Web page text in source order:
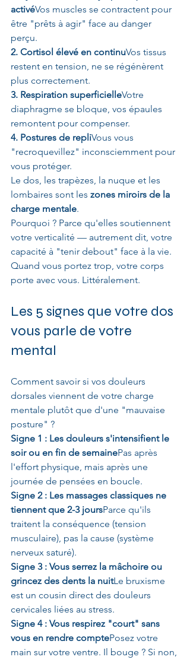
activéVos muscles se contractent pour
être "prêts à agir" face au danger
perçu.
2. Cortisol élevé en continuVos tissus
restent en tension, ne se régénèrent
plus correctement.
3. Respiration superficielleVotre
diaphragme se bloque, vos épaules
remontent pour compenser.
4. Postures de repliVous vous
"recroquevillez" inconsciemment pour
vous protéger.
Le dos, les trapèzes, la nuque et les
lombaires sont les zones miroirs de la
charge mentale.
Pourquoi ? Parce qu'elles soutiennent
votre verticalité — autrement dit, votre
capacité à "tenir debout" face à la vie.
Quand vous portez trop, votre corps
porte avec vous. Littéralement.
Les 5 signes que votre dos
vous parle de votre
mental
Comment savoir si vos douleurs
dorsales viennent de votre charge
mentale plutôt que d'une "mauvaise
posture" ?
Signe 1 : Les douleurs s'intensifient le
soir ou en fin de semainePas après
l'effort physique, mais après une
journée de pensées en boucle.
Signe 2 : Les massages classiques ne
tiennent que 2-3 joursParce qu'ils
traitent la conséquence (tension
musculaire), pas la cause (système
nerveux saturé).
Signe 3 : Vous serrez la mâchoire ou
grincez des dents la nuitLe bruxisme
est un cousin direct des douleurs
cervicales liées au stress.
Signe 4 : Vous respirez "court" sans
vous en rendre comptePosez votre
main sur votre ventre. Il bouge ? Si non,